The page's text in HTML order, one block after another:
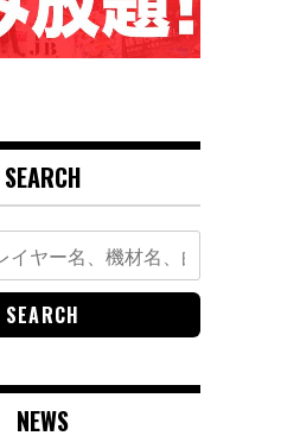
SEARCH
NEWS